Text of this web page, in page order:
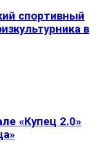
спортивный
в
«Купец 2.0»